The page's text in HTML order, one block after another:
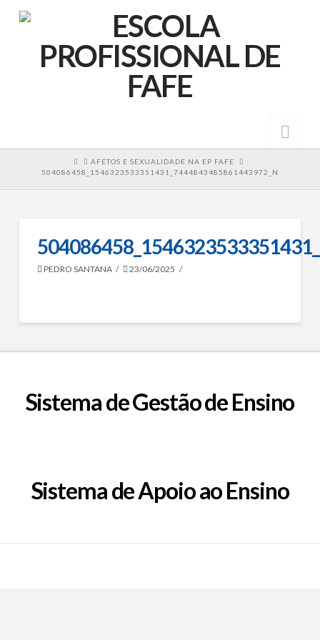
HOME
AFETOS E SEXUALIDADE NA EP FAFE
504086458_1546323533351431_7444843485861443972_N
PEDRO SANTANA 23/06/2025
Sistema de Gestão de Ensino
Sistema de Apoio ao Ensino